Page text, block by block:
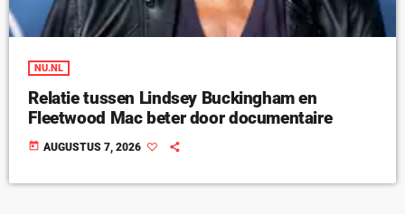
NU.NL
Relatie tussen Lindsey Buckingham en
Fleetwood Mac beter door documentaire
today AUGUSTUS 7, 2026